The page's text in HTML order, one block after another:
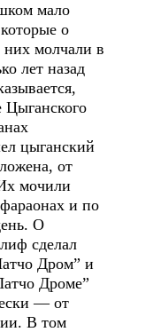
мало
о
них молчали в
лет назад
цыганский
от
мочили
и по
О
сделал
Дром” и
Дроме”
— от
В том